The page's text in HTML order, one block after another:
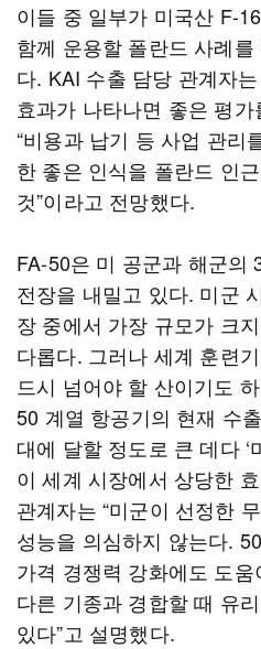
이들 중 일부가 미국산 F-
함께 운용할 폴란드 사례
다. KAI 수출 담당 관계자
효과가 나타나면 좋은 평
“비용과 납기 등 사업 관리
한 좋은 인식을 폴란드 인
것”이라고 전망했다.
FA-50은 미 공군과 해군의
전장을 내밀고 있다. 미군
장 중에서 가장 규모가 크
다롭다. 그러나 세계 훈련
드시 넘어야 할 산이기도
50 계열 항공기의 현재 수
대에 달할 정도로 큰 데다 ‘
이 세계 시장에서 상당한
관계자는 “미군이 선정한
성능을 의심하지 않는다.
가격 경쟁력 강화에도 도
다른 기종과 경합할 때 유
있다”고 설명했다.